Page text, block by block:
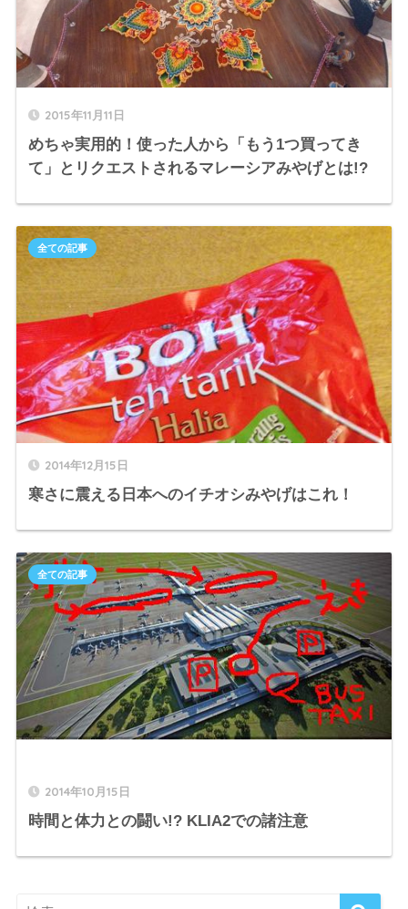
2015年11月11日
めちゃ実用的！使った人から「もう1つ買ってき
て」とリクエストされるマレーシアみやげとは!?
2014年12月15日
寒さに震える日本へのイチオシみやげはこれ！
全ての記事
2014年10月15日
時間と体力との闘い!? KLIA2での諸注意
全ての記事